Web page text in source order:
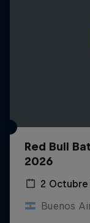
Red Bull
2026
2
Buenos